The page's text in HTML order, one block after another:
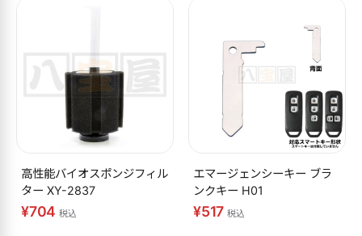
高性能バイオスポンジフィル
ター XY-2837
¥704税込
エマージェンシーキー ブラ
ンクキー H01
¥517税込